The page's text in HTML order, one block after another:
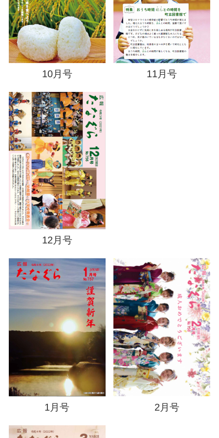
10月号 11月号
12月号
1月号 2月号